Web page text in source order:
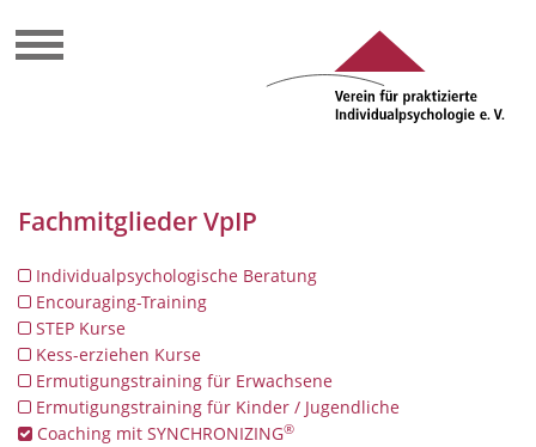
Fachmitglieder VpIP
Individualpsychologische Beratung
Encouraging-Training
STEP Kurse
Kess-erziehen Kurse
Ermutigungstraining für Erwachsene
Ermutigungstraining für Kinder / Jugendliche
Coaching mit SYNCHRONIZING®